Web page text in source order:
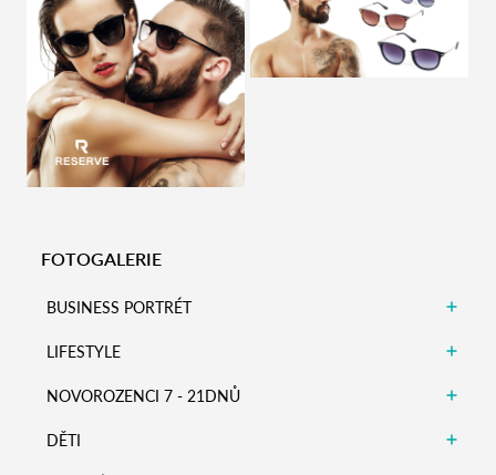
Zobrazit detail
Zobrazit detail
FOTOGALERIE
BUSINESS PORTRÉT
LIFESTYLE
NOVOROZENCI 7 - 21DNŮ
DĚTI